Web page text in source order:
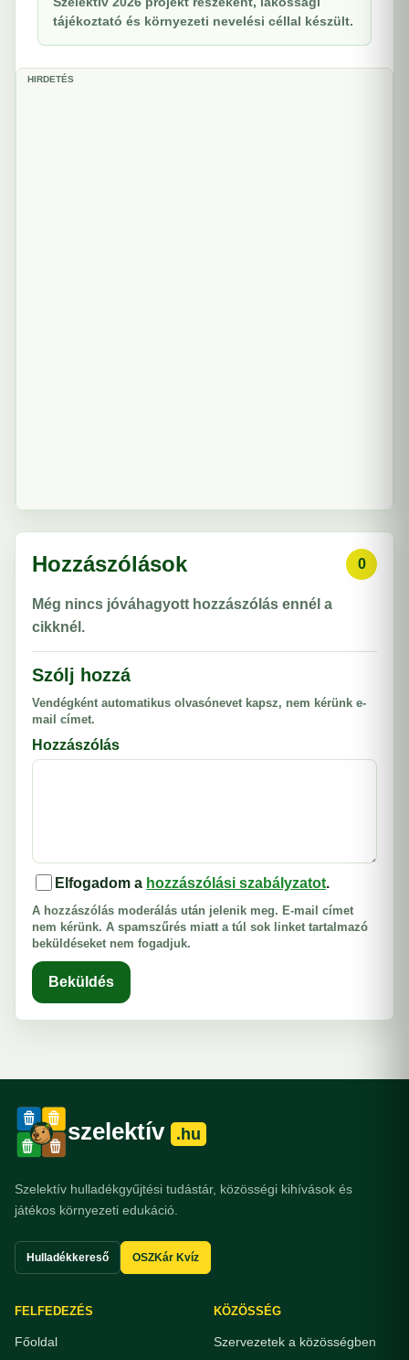
tájékoztató és környezeti nevelési céllal készült.
HIRDETÉS
Hozzászólások 0
Még nincs jóváhagyott hozzászólás ennél a
cikknél.
Szólj hozzá
Vendégként automatikus olvasónevet kapsz, nem kérünk e-
mail címet.
Hozzászólás
Elfogadom a hozzászólási szabályzatot.
A hozzászólás moderálás után jelenik meg. E-mail címet
nem kérünk. A spamszűrés miatt a túl sok linket tartalmazó
beküldéseket nem fogadjuk.
Beküldés
szelektív .hu
Szelektív hulladékgyűjtési tudástár, közösségi kihívások és
játékos környezeti edukáció.
Hulladékkereső OSZKár Kvíz
FELFEDEZÉS
Főoldal
KÖZÖSSÉG
Szervezetek a közösségben